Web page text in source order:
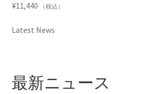
¥11,440 （税込）
Latest News
最新ニュース